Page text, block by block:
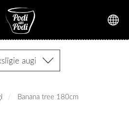
augi
Banana tree 180cm